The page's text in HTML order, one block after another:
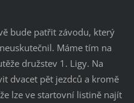
bude patřit závodu, který
Máme tím na
družstev 1. Ligy. Na
dvacet pět jezdců a kromě
lze ve startovní listině najít